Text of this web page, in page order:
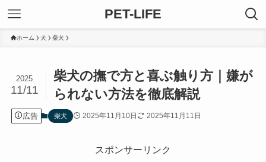
PET-LIFE
ホーム 犬 柴犬
柴犬の撫で方と喜ぶ触り方｜嫌が
られない方法を徹底解説
2025
11/11
広告 柴犬 2025年11月10日 2025年11月11日
スポンサーリンク